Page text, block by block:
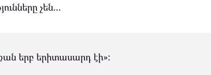
չեն…
երբ երիտասարդ էի»: